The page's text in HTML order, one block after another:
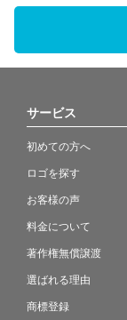
サービス
初めての方へ
ロゴを探す
お客様の声
料金について
著作権無償譲渡
選ばれる理由
商標登録